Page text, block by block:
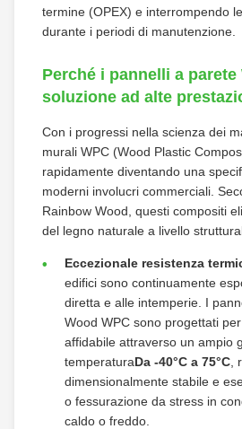
termine (OPEX) e interrompendo
durante i periodi di manutenzione.
Perché i pannelli a parete
soluzione ad alte
Con i progressi nella scienza dei
murali WPC (Wood Plastic
rapidamente diventando una
moderni involucri commerciali.
Rainbow Wood, questi compositi
del legno naturale a livello
Eccezionale resistenza
edifici sono continuamente
diretta e alle intemperie. I
Wood WPC sono progettati
affidabile attraverso un ampio
temperaturaDa -40°C a 75°C
dimensionalmente stabile e
o fessurazione da stress in
caldo o freddo.